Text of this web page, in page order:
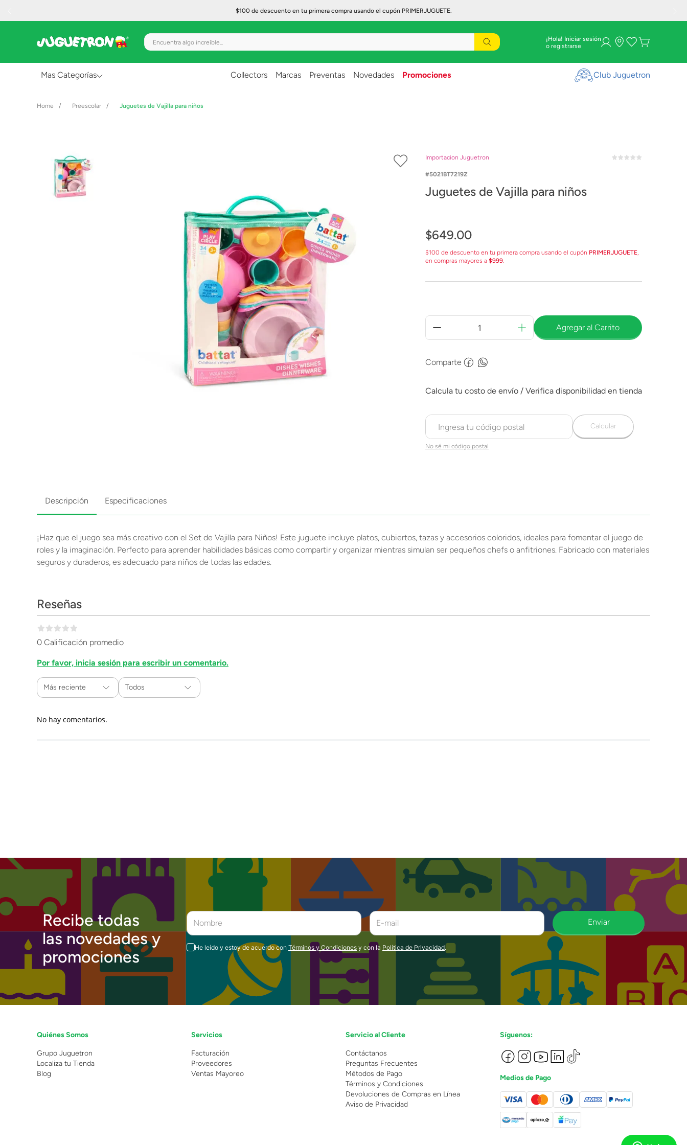
$100 de descuento en tu primera compra usando el cupón PRIMERJUGUETE.
Encuentra algo increíble... ¡Hola! Iniciar sesión
Mas Categorías
Creatividad y Arte
Figuras de Acción
Gadgets y Electrónicos
Collectors Marcas Preventas Novedades Promociones Club Juguetron
Preescolar Juguetes de Vajilla para niños
Importacion Juguetron
5021BT7219Z
Juguetes de Vajilla para niños
$649.00
$100 de descuento en tu primera compra usando el cupón PRIMERJUGUETE,
en compras mayores a $999.
Agregar al Carrito
Comparte
No sé mi código postal
Calcular
Descripción Especificaciones
¡Haz que el juego sea más creativo con el Set de Vajilla para Niños! Este juguete incluye platos, cubiertos, tazas y accesorios coloridos, ideales para fomentar el juego de
roles y la imaginación. Perfecto para aprender habilidades básicas como compartir y organizar mientras simulan ser pequeños chefs o anfitriones. Fabricado con materiales
seguros y duraderos, es adecuado para niños de todas las edades.
Reseñas
0 Calificación promedio
Por favor, inicia sesión para escribir un comentario.
Más reciente Todos
No hay comentarios.
Recibe todas
las novedades y
promociones
Enviar
He leído y estoy de acuerdo con Términos y Condiciones y con la Política de Privacidad.
Quiénes Somos
Grupo Juguetron
Localiza tu Tienda
Blog
Servicios
Facturación
Proveedores
Ventas Mayoreo
Servicio al Cliente
Contáctanos
Preguntas Frecuentes
Métodos de Pago
Términos y Condiciones
Devoluciones de Compras en Línea
Aviso de Privacidad
Síguenos:
Medios de Pago